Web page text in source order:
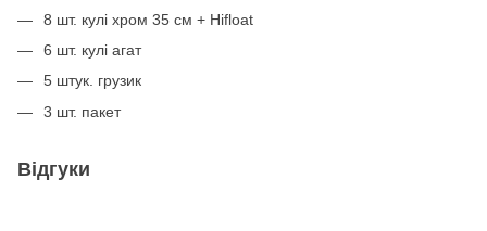
8 шт. кулі хром 35 см + Hifloat
6 шт. кулі агат
5 штук. грузик
3 шт. пакет
Відгуки